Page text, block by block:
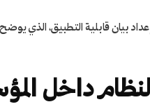
بيان قابلية التطبيق، الذي
داخل